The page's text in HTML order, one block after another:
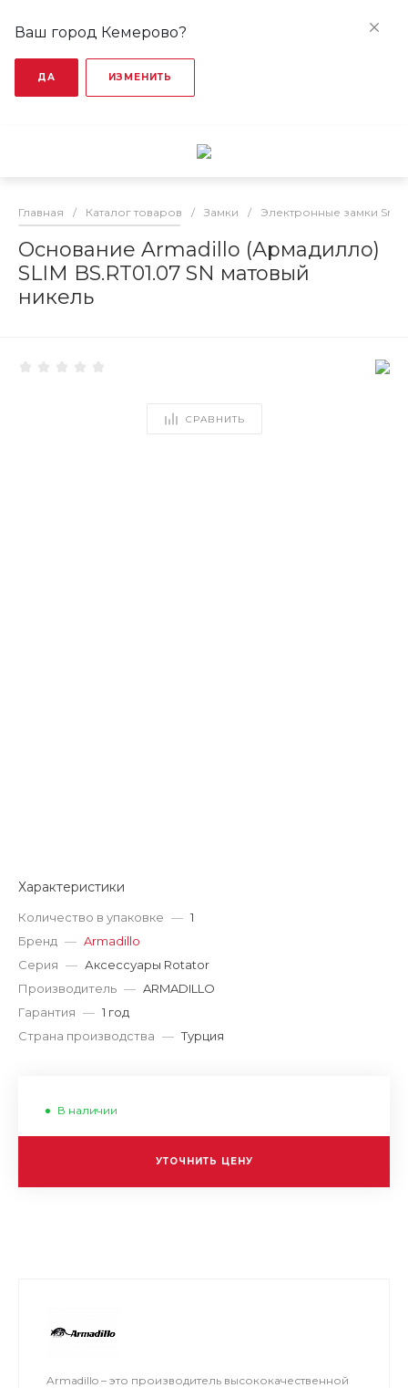
Ваш город Кемерово?
ДА ИЗМЕНИТЬ
Главная / Каталог товаров / Замки / Электронные замки
Основание Armadillo (Армадилло)
SLIM BS.RT01.07 SN матовый
никель
СРАВНИТЬ
Характеристики
Количество в упаковке — 1
Бренд — Armadillo
Серия — Аксессуары Rotator
Производитель — ARMADILLO
Гарантия — 1 год
Страна производства — Турция
В наличии
УТОЧНИТЬ ЦЕНУ
Armadillo – это производитель высококачественной